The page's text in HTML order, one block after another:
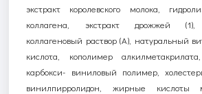
экстракт королевского молока,
коллагена, экстракт дрожжей (1),
коллагеновый раствор (A), натуральный
кислота, кополимер
карбокси- виниловый полимер,
винилпирролидон, жирные кислоты